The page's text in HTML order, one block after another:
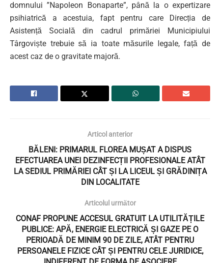
domnului ”Napoleon Bonaparte”, până la o expertizare
psihiatrică a acestuia, fapt pentru care Direcția de
Asistență Socială din cadrul primăriei Municipiului
Târgoviște trebuie să ia toate măsurile legale, față de
acest caz de o gravitate majoră.
Articol anterior
BĂLENI: PRIMARUL FLOREA MUȘAT A DISPUS
EFECTUAREA UNEI DEZINFECȚII PROFESIONALE ATÂT
LA SEDIUL PRIMĂRIEI CÂT ȘI LA LICEUL ȘI GRĂDINIȚA
DIN LOCALITATE
Articolul următor
CONAF PROPUNE ACCESUL GRATUIT LA UTILITĂȚILE
PUBLICE: APĂ, ENERGIE ELECTRICĂ ȘI GAZE PE O
PERIOADĂ DE MINIM 90 DE ZILE, ATÂT PENTRU
PERSOANELE FIZICE CÂT ȘI PENTRU CELE JURIDICE,